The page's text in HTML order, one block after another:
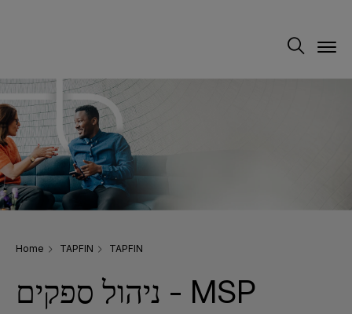
Home TAPFIN TAPFIN
ניהול ספקים - MSP